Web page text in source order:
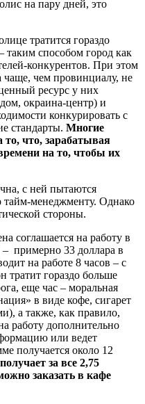
на пару дней, это
тратится гораздо
способом город как
конкурентов. При этом
чаще, чем провинциалу, не
ресурс у них
окраина-центр) и
конкурировать с
стандарты. Многие
что, зарабатывая
на то, чтобы их
с ней пытаются
тайм-менеджменту. Однако
стороны.
соглашается на работу в
– примерно 33 доллара в
на работе 8 часов – с
тратит гораздо больше
еще час – моральная
в виде кофе, сигарет
а также, как правило,
работу дополнительно
или ведет
получается около 12
за все 2,75
заказать в кафе